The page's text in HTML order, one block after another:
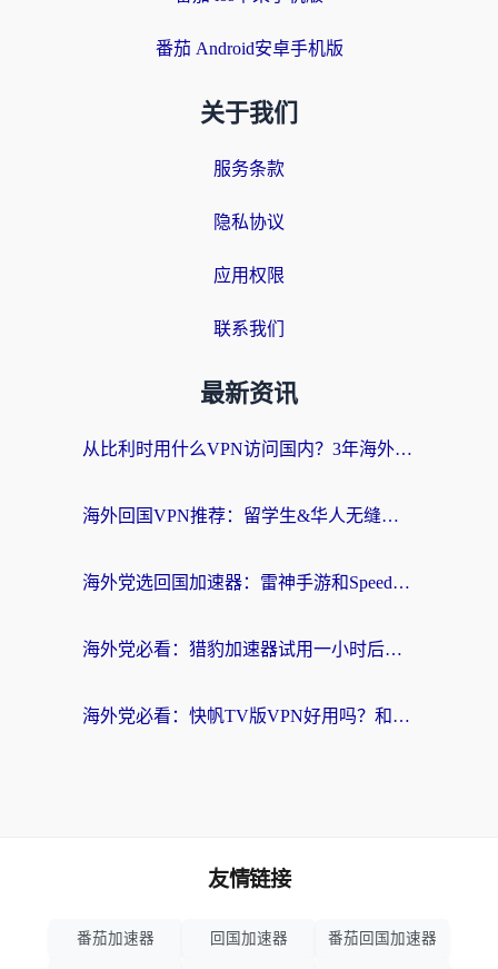
番茄 Android安卓手机版
关于我们
服务条款
隐私协议
应用权限
联系我们
最新资讯
从比利时用什么VPN访问国内？3年海外党亲测有效的无缝回国上网指南
海外回国VPN推荐：留学生&华人无缝访问国内资源的实用指南
海外党选回国加速器：雷神手游和SpeedCN哪个好？附避坑指南
海外党必看：猎豹加速器试用一小时后，我终于找到无缝访问国内资源的正确姿势
海外党必看：快帆TV版VPN好用吗？和畅游VPN对比哪个回国效果更好？附实用选择指南
友情链接
番茄加速器 回国加速器 番茄回国加速器